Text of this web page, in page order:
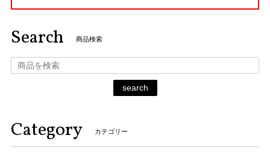
Search 商品検索
search
Category カテゴリー